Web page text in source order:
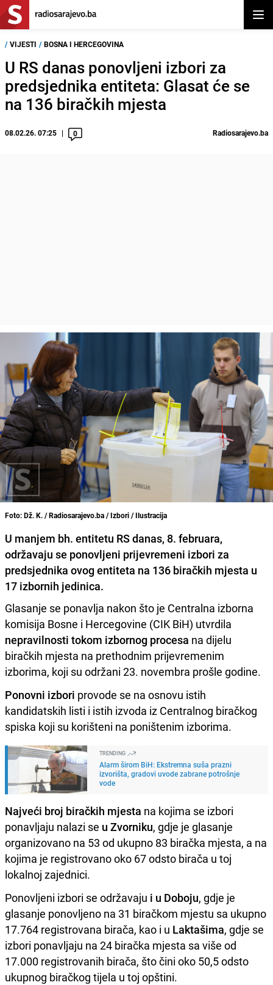
/ VIJESTI / BOSNA I HERCEGOVINA
U RS danas ponovljeni izbori za
predsjednika entiteta: Glasat će se
na 136 biračkih mjesta
08.02.26. 07:25 0 Radiosarajevo.ba
Foto: Dž. K. / Radiosarajevo.ba / Izbori / Ilustracija
U manjem bh. entitetu RS danas, 8. februara,
održavaju se ponovljeni prijevremeni izbori za
predsjednika ovog entiteta na 136 biračkih mjesta u
17 izbornih jedinica.
Glasanje se ponavlja nakon što je Centralna izborna
komisija Bosne i Hercegovine (CIK BiH) utvrdila
nepravilnosti tokom izbornog procesa na dijelu
biračkih mjesta na prethodnim prijevremenim
izborima, koji su održani 23. novembra prošle godine.
Ponovni izbori provode se na osnovu istih
kandidatskih listi i istih izvoda iz Centralnog biračkog
spiska koji su korišteni na poništenim izborima.
TRENDING
Alarm širom BiH: Ekstremna suša prazni
izvorišta, gradovi uvode zabrane potrošnje
vode
Najveći broj biračkih mjesta na kojima se izbori
ponavljaju nalazi se u Zvorniku, gdje je glasanje
organizovano na 53 od ukupno 83 biračka mjesta, a na
kojima je registrovano oko 67 odsto birača u toj
lokalnoj zajednici.
Ponovljeni izbori se održavaju i u Doboju, gdje je
glasanje ponovljeno na 31 biračkom mjestu sa ukupno
17.764 registrovana birača, kao i u Laktašima, gdje se
izbori ponavljaju na 24 biračka mjesta sa više od
17.000 registrovanih birača, što čini oko 50,5 odsto
ukupnog biračkog tijela u toj opštini.